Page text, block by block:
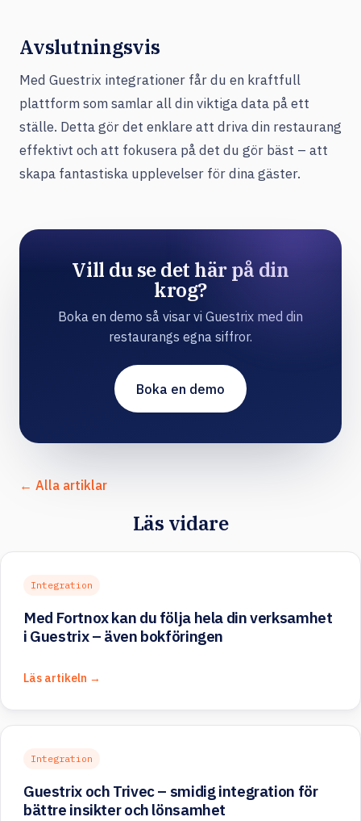
Avslutningsvis
Med Guestrix integrationer får du en kraftfull
plattform som samlar all din viktiga data på ett
ställe. Detta gör det enklare att driva din restaurang
effektivt och att fokusera på det du gör bäst – att
skapa fantastiska upplevelser för dina gäster.
Vill du se det här på din
krog?
Boka en demo så visar vi Guestrix med din
restaurangs egna siffror.
Boka en demo
← Alla artiklar
Läs vidare
Integration
Med Fortnox kan du följa hela din verksamhet
i Guestrix – även bokföringen
Läs artikeln →
Integration
Guestrix och Trivec – smidig integration för
bättre insikter och lönsamhet